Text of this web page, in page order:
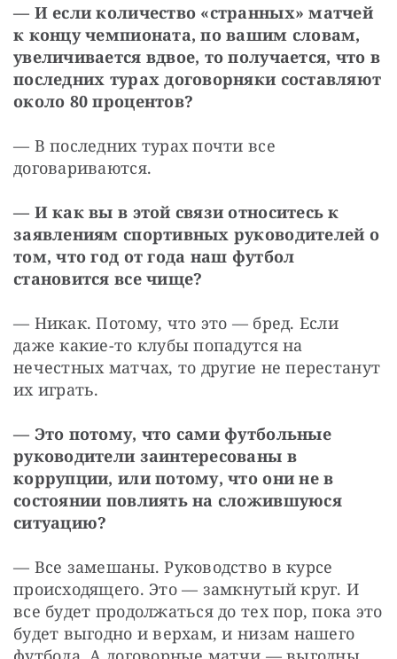
— И если количество «странных» матчей
к концу чемпионата, по вашим словам,
увеличивается вдвое, то получается, что в
последних турах договорняки составляют
около 80 процентов?
— В последних турах почти все
договариваются.
— И как вы в этой связи относитесь к
заявлениям спортивных руководителей о
том, что год от года наш футбол
становится все чище?
— Никак. Потому, что это — бред. Если
даже какие-то клубы попадутся на
нечестных матчах, то другие не перестанут
их играть.
— Это потому, что сами футбольные
руководители заинтересованы в
коррупции, или потому, что они не в
состоянии повлиять на сложившуюся
ситуацию?
— Все замешаны. Руководство в курсе
происходящего. Это — замкнутый круг. И
все будет продолжаться до тех пор, пока это
будет выгодно и верхам, и низам нашего